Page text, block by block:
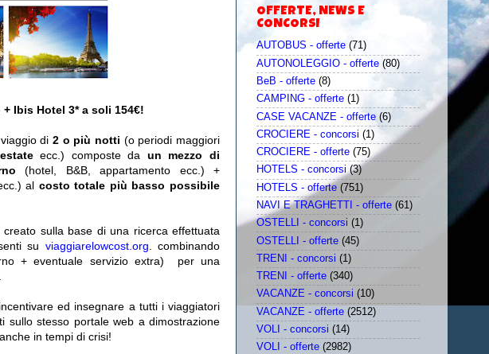
Ibis Hotel 3* a soli 154€!
viaggio di2 o più notti (o periodi maggiori
ecc.) composte da un mezzo di
(hotel, B&B, appartamento ecc.) +
al costo totale più basso possibile
creato sulla base di una ricerca effettuata
su viaggiarelowcost.org . combinando
+ eventuale servizio extra)
per una
ed insegnare a tutti i viaggiatori
stesso portale web a dimostrazione
anche in tempi di crisi!
OFFERTE, NEWS E
CONCORSI
AUTOBUS - offerte (71)
AUTONOLEGGIO - offerte (80)
BeB - offerte (8)
CAMPING - offerte (1)
CASE VACANZE - offerte (6)
CROCIERE - concorsi (1)
CROCIERE - offerte (75)
HOTELS - concorsi (3)
HOTELS - offerte (751)
NAVI E TRAGHETTI - offerte (61)
OSTELLI - concorsi (1)
OSTELLI - offerte (45)
TRENI - concorsi (1)
TRENI - offerte (340)
VACANZE - concorsi (10)
VACANZE - offerte (2512)
VOLI - concorsi (14)
VOLI - offerte (2982)